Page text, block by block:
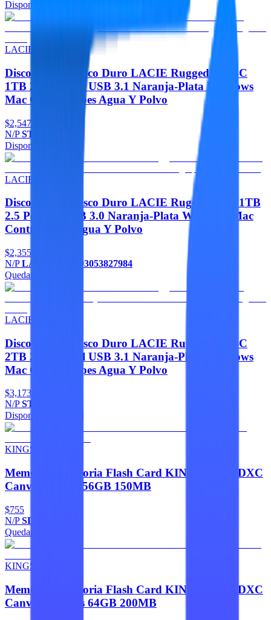
Disponible
LACIE
Discos Duros Disco Duro LACIE Rugged USB-C
1TB 2.5 Portatil USB 3.1 Naranja-Plata Windows
Mac Contragolpes Agua Y Polvo
$2,547
N/PSTFR1000800
Disponible
LACIE
Discos Duros Disco Duro LACIE Rugged Mini 1TB
2.5 Portatil USB 3.0 Naranja-Plata Windows Mac
Contragolpes Agua Y Polvo
$2,355
N/PLAC301558,093053827984
Quedan 5
LACIE
Discos Duros Disco Duro LACIE Rugged USB-C
2TB 2.5 Portatil USB 3.1 Naranja-Plata Windows
Mac Contragolpes Agua Y Polvo
$3,173
N/PSTFR2000800
Disponible
KINGSTON
Memorias Memoria Flash Card KINGSTON SDXC
Canvas Select 256GB 150MB
$755
N/PSDS3/256GB
Quedan 2
KINGSTON
Memorias Memoria Flash Card KINGSTON SDXC
Canvas Go Plus 64GB 200MB